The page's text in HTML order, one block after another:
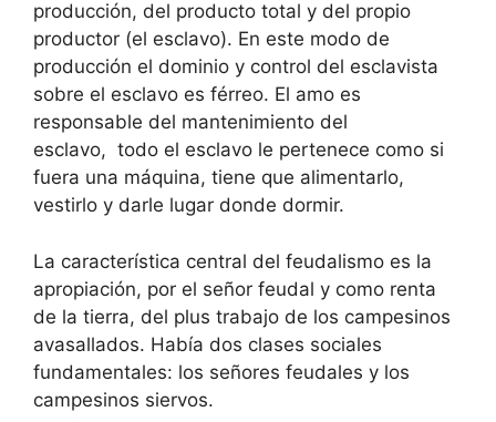
producción, del producto total y del propio
productor (el esclavo). En este modo de
producción el dominio y control del esclavista
sobre el esclavo es férreo. El amo es
responsable del mantenimiento del
esclavo, todo el esclavo le pertenece como si
fuera una máquina, tiene que alimentarlo,
vestirlo y darle lugar donde dormir.
La característica central del feudalismo es la
apropiación, por el señor feudal y como renta
de la tierra, del plus trabajo de los campesinos
avasallados. Había dos clases sociales
fundamentales: los señores feudales y los
campesinos siervos.